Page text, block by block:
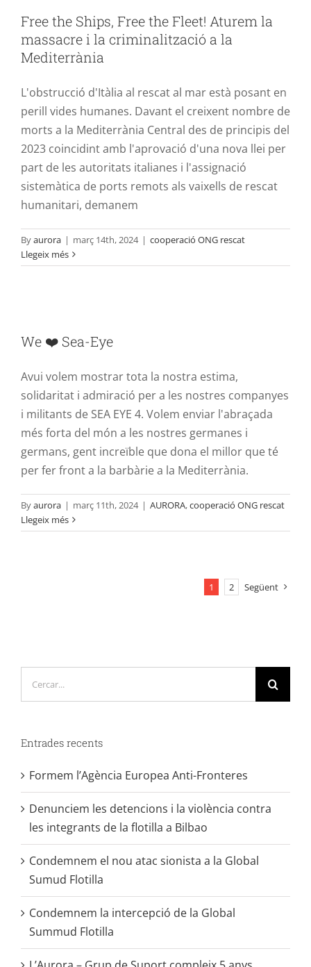
Mediterrània
cooperació ONG rescat
Free the Ships, Free the Fleet! Aturem la
massacre i la criminalització a la
Mediterrània
L'obstrucció d'Itàlia al rescat al mar està posant en
perill vides humanes. Davant el creixent nombre de
morts a la Mediterrània Central des de principis del
2023 coincidint amb l'aprovació d'una nova llei per
part de les autoritats italianes i l'assignació
sistemàtica de ports remots als vaixells de rescat
humanitari, demanem
Byaurora | març 14th, 2024 | cooperació ONG rescat
Llegeix més
AURORA
We ❤️ Sea-Eye
Avui volem mostrar tota la nostra estima,
solidaritat i admiració per a les nostres companyes
i militants de SEA EYE 4. Volem enviar l'abraçada
més forta del món a les nostres germanes i
germans, gent increïble que dona el millor que té
per fer front a la barbàrie a la Mediterrània.
Byaurora | març 11th, 2024 | AURORA,cooperació ONG rescat
Llegeix més
1 2 Següent
Entrades recents
Formem l’Agència Europea Anti-Fronteres
Denunciem les detencions i la violència contra
les integrants de la flotilla a Bilbao
Condemnem el nou atac sionista a la Global
Sumud Flotilla
Condemnem la intercepció de la Global
Summud Flotilla